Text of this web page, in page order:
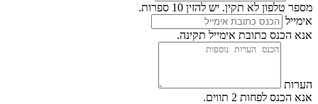
מספר טלפון לא תקין. יש להזין 10 ספרות.
אימייל
אנא הכנס כתובת אימייל תקינה.
הערות
אנא הכנס לפחות 2 תווים.